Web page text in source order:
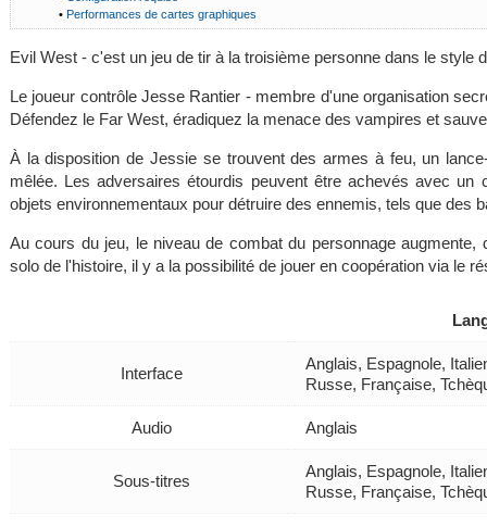
• Performances de cartes graphiques
Evil West - c'est un jeu de tir à la troisième personne dans le style
Le joueur contrôle Jesse Rantier - membre d'une organisation
Défendez le Far West, éradiquez la menace des vampires et
À la disposition de Jessie se trouvent des armes à feu, un
mêlée. Les adversaires étourdis peuvent être achevés avec
objets environnementaux pour détruire des ennemis, tels que des
Au cours du jeu, le niveau de combat du personnage
solo de l'histoire, il y a la possibilité de jouer en coopération via le
Interface
Anglais, Espagnole,
Russe, Française,
Audio Anglais
Sous-titres
Anglais, Espagnole,
Russe, Française,